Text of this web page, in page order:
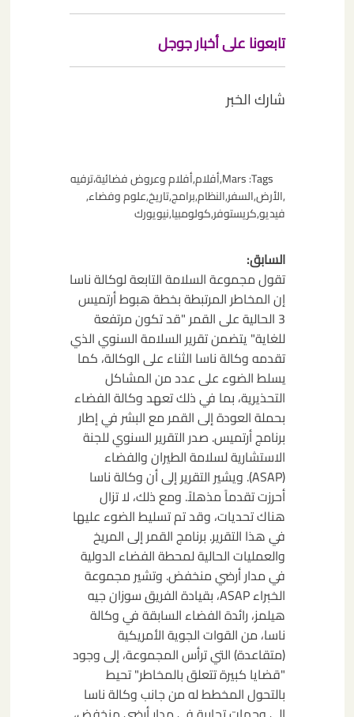
تابعونا على أخبار جوجل
شارك الخبر
Tags:
Mars
,أفلام,أفلام وعروض فضائية،ترفيه
,الأرض,السفر,النظام,برامج,تاريخ,علوم وفضاء,
فيديو,كريستوفر,كولومبيا,نيويورك
تصفّح
المقالات
السابق:
تقول مجموعة السلامة التابعة لوكالة ناسا
إن المخاطر المرتبطة بخطة هبوط أرتميس
3 الحالية على القمر "قد تكون مرتفعة
للغاية" يتضمن تقرير السلامة السنوي الذي
تقدمه وكالة ناسا الثناء على الوكالة، كما
يسلط الضوء على عدد من المشاكل
التحذيرية، بما في ذلك تعهد وكالة الفضاء
بحملة العودة إلى القمر مع البشر في إطار
برنامج أرتميس. صدر التقرير السنوي للجنة
الاستشارية لسلامة الطيران والفضاء
(ASAP). ويشير التقرير إلى أن وكالة ناسا
أحرزت تقدماً مذهلاً. ومع ذلك، لا تزال
هناك تحديات، وقد تم تسليط الضوء عليها
في هذا التقرير. برنامج القمر إلى المريخ
والعمليات الحالية لمحطة الفضاء الدولية
في مدار أرضي منخفض. وتشير مجموعة
الخبراء ASAP، بقيادة الفريق سوزان جيه
هيلمز، رائدة الفضاء السابقة في وكالة
ناسا، من القوات الجوية الأمريكية
(متقاعدة) التي ترأس المجموعة، إلى وجود
"قضايا كبيرة تتعلق بالمخاطر" تحيط
بالتحول المخطط له من جانب وكالة ناسا